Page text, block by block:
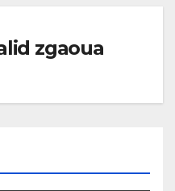
zgaoua